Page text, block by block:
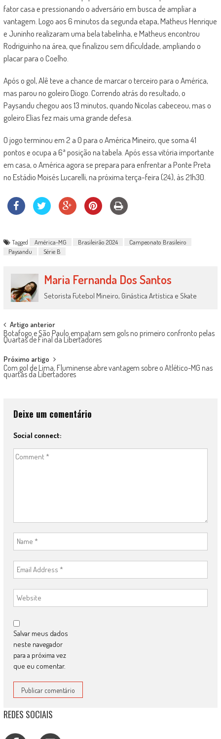
fator casa e pressionando o adversário em busca de ampliar a
vantagem. Logo aos 6 minutos da segunda etapa, Matheus Henrique
e Juninho realizaram uma bela tabelinha, e Matheus encontrou
Rodriguinho na área, que finalizou sem dificuldade, ampliando o
placar para o Coelho.
Após o gol, Alê teve a chance de marcar o terceiro para o América,
mas parou no goleiro Diogo. Correndo atrás do resultado, o
Paysandu chegou aos 13 minutos, quando Nicolas cabeceou, mas o
goleiro Elias fez mais uma grande defesa.
O jogo terminou em 2 a 0 para o América Mineiro, que soma 41
pontos e ocupa a 6ª posição na tabela. Após essa vitória importante
em casa, o América agora se prepara para enfrentar a Ponte Preta
no Estádio Moisés Lucarelli, na próxima terça-feira (24), às 21h30.
Tagged América-MG Brasileirão 2024
Campeonato Brasileiro
Paysandu
Série B
Maria Fernanda Dos Santos
Setorista Futebol Mineiro, Ginástica Artística e Skate
Post
navigation
Artigo anterior
Botafogo e São Paulo empatam sem gols no primeiro confronto pelas
Quartas de Final da Libertadores
Próximo artigo
Com gol de Lima, Fluminense abre vantagem sobre o Atlético-MG nas
quartas da Libertadores
Deixe um comentário
Social connect:
Salvar meus dados
neste navegador
para a próxima vez
que eu comentar.
REDES SOCIAIS